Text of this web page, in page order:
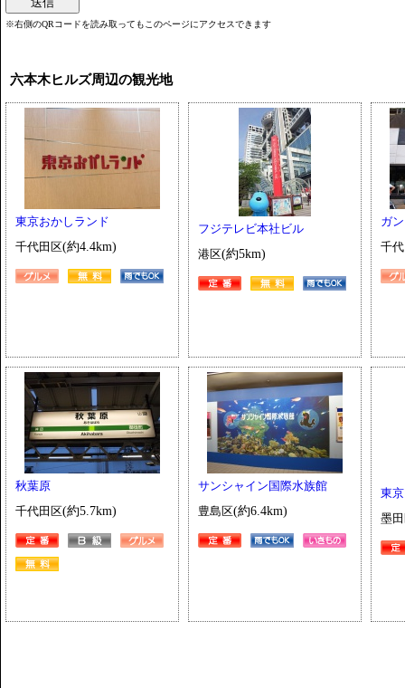
※右側のQRコードを読み取ってもこのページにアクセスできます
六本木ヒルズ周辺の観光地
東京おかしランド
千代田区(約4.4km)
フジテレビ本社ビル
港区(約5km)
ガ
千
秋葉原
千代田区(約5.7km)
サンシャイン国際水族館
豊島区(約6.4km)
東
墨